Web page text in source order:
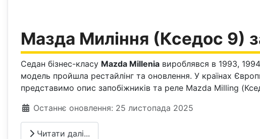
Мазда Миління (Кседос 9)
Седан бізнес-класу Mazda Millenia вироблявся в 1993,
модель пройшла рестайлінг та оновлення. У країнах
представимо опис запобіжників та реле Mazda Milling
Деталі
Останнє оновлення: 25 листопада 2025
Читати далі...